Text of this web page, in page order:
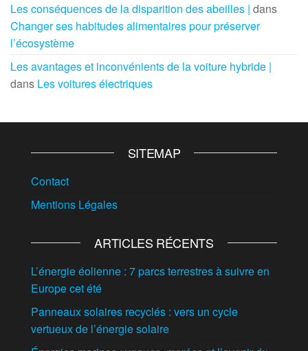
Les conséquences de la disparition des abeilles | dans
Changer ses habitudes alimentaires pour préserver
l’écosystème
Les avantages et inconvénients de la voiture hybride |
dans Les voitures électriques
SITEMAP
Contact
Mentions Légales
ARTICLES RÉCENTS
L’énergie éolienne : 7 parcs terrestres à suivre en
Europe cet été
Panneaux solaires recyclés : vers un cycle
vertueux de l’énergie solaire